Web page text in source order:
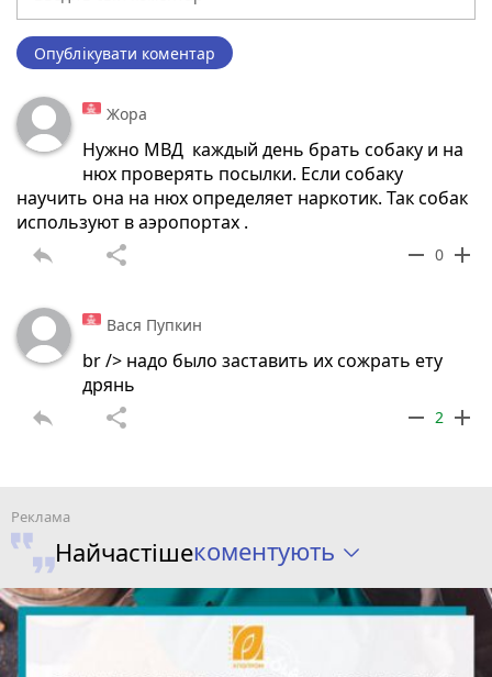
Опублікувати коментар
Жора
Нужно МВД каждый день брать собаку и на
нюх проверять посылки. Если собаку
научить она на нюх определяет наркотик. Так собак
используют в аэропортах .
reply share remove 0 add
Вася Пупкин
br /> надо было заставить их сожрать ету
дрянь
reply share remove 2 add
Найчастішекоментують